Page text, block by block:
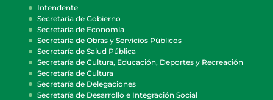
Intendente
Secretaría de Gobierno
Secretaría de Economía
Secretaría de Obras y Servicios Públicos
Secretaría de Salud Pública
Secretaría de Cultura, Educación, Deportes y Recreación
Secretaría de Cultura
Secretaría de Delegaciones
Secretaría de Desarrollo e Integración Social